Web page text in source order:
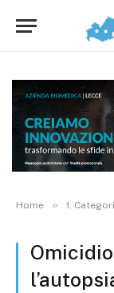
Home » 1.